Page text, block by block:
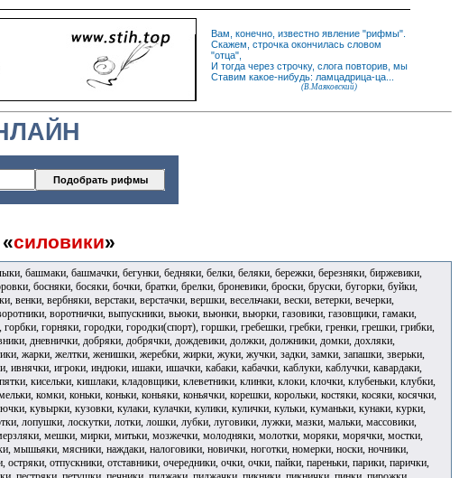
Вам, конечно, известно явление "рифмы".
Скажем, строчка окончилась словом
"отца",
И тогда через строчку, слога повторив, мы
Ставим какое-нибудь: ламцадрица-ца...
(В.Маяковский)
силовики»
башмаки, башмачки, бегунки, бедняки, белки, беляки, бережки, березняки, биржевики,
босняки, босяки, бочки, братки, брелки, броневики, броски, бруски, бугорки, буйки,
вербняки, верстаки, верстачки, вершки, весельчаки, вески, ветерки, вечерки,
воротнички, выпускники, вьюки, вьюнки, вьюрки, газовики, газовщики, гамаки,
горняки, городки, городки(спорт), горшки, гребешки, гребки, гренки, грешки, грибки,
дневнички, добряки, добрячки, дождевики, должки, должники, домки, дохляки,
жарки, желтки, женишки, жеребки, жирки, жуки, жучки, задки, замки, запашки, зверьки,
ивнячки, игроки, индюки, ишаки, ишачки, кабаки, кабачки, каблуки, каблучки, кавардаки,
кисельки, кишлаки, кладовщики, клеветники, клинки, клоки, клочки, клубеньки, клубки,
комки, коньки, коньки, коньяки, коньячки, корешки, корольки, костяки, косяки, косячки,
кувырки, кузовки, кулаки, кулачки, кулики, кулички, кульки, куманьки, кунаки, курки,
лопушки, лоскутки, лотки, лошки, лубки, луговики, лужки, мазки, мальки, массовики,
мешки, мирки, митьки, мозжечки, молодняки, молотки, моряки, морячки, мостки,
мясники, наждаки, налоговики, новички, ноготки, номерки, носки, ночники,
отпускники, отставники, очередники, очки, очки, пайки, пареньки, парики, парички,